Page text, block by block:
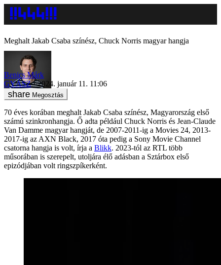
Meghalt Jakab Csaba színész, Chuck Norris magyar hangja
Benics Márk
GYÁSZ
2024. január 11. 11:06
Megosztás
70 éves korában meghalt Jakab Csaba színész, Magyarország első
számú szinkronhangja. Ő adta például Chuck Norris és Jean-Claude
Van Damme magyar hangját, de 2007-2011-ig a Movies 24, 2013-
2017-ig az AXN Black, 2017 óta pedig a Sony Movie Channel
csatorna hangja is volt, írja a Blikk. 2023-tól az RTL több
műsorában is szerepelt, utoljára élő adásban a Sztárbox első
epizódjában volt ringszpíkerként.